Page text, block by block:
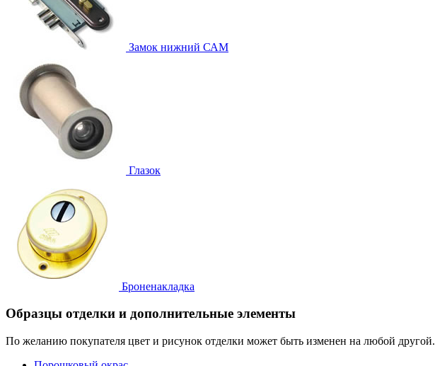
Замок нижний САМ
Глазок
Броненакладка
Образцы отделки и дополнительные элементы
По желанию покупателя цвет и рисунок отделки может быть изменен на любой другой.